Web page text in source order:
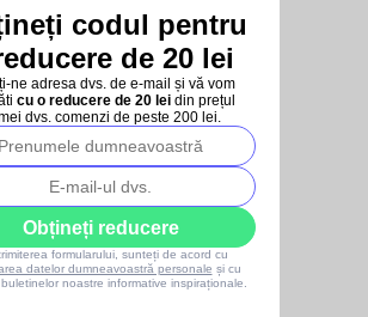
codul pentru
de 20 lei
ne adresa dvs. de e-mail și vă vom
cu o reducere de 20 lei din prețul
dvs. comenzi de peste 200 lei.
Obțineți reducere
formularului, sunteți de acord cu
datelor dumneavoastră personale și cu
noastre informative inspiraționale.